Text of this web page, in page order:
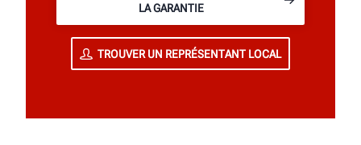
LA GARANTIE
TROUVER UN REPRÉSENTANT LOCAL